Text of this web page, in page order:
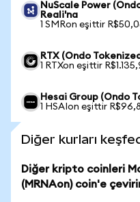
NuScale Power
Reali'na
1 SMRon eşittir
RTX (Ondo
1 RTXon eşittir
Hesai Group (Ondo
1 HSAIon eşittir
Diğer kurları
Diğer kripto coinleri
(MRNAon) coin'e